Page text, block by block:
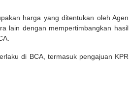
harga yang ditentukan oleh Agen
lain dengan mempertimbangkan hasil
di BCA, termasuk pengajuan KPR